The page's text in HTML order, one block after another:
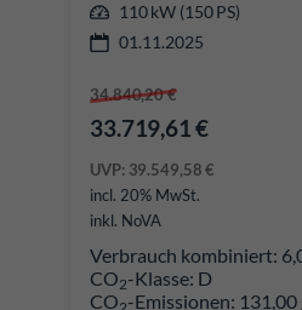
110 kW (150 PS)
01.11.2025
34.840,20 €
33.719,61 €
UVP: 39.549,58 €
incl. 20% MwSt.
inkl. NoVA
Verbrauch kombiniert:
CO2-Klasse: D
CO -Emissionen: 131,00